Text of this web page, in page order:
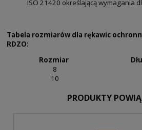
ISO 21420 określającą wymagania
Tabela rozmiarów dla rękawic
RDZO:
Rozmiar
8
10
PRODUKTY